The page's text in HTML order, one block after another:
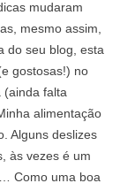
mudaram
mesmo assim,
do seu blog, esta
gostosas!) no
(ainda falta
alimentação
Alguns deslizes
às vezes é um
Como uma boa